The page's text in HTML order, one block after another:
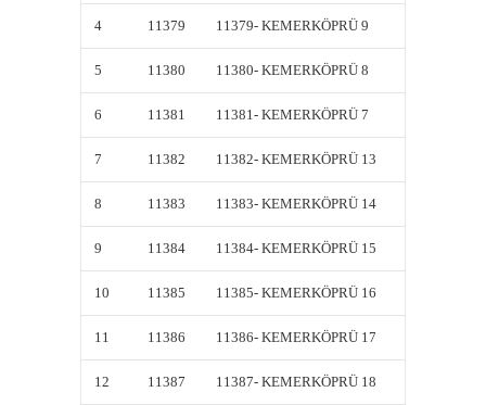
4 11379 11379- KEMERKÖPRÜ 9
5 11380 11380- KEMERKÖPRÜ 8
6 11381 11381- KEMERKÖPRÜ 7
7 11382 11382- KEMERKÖPRÜ 13
8 11383 11383- KEMERKÖPRÜ 14
9 11384 11384- KEMERKÖPRÜ 15
10 11385 11385- KEMERKÖPRÜ 16
11 11386 11386- KEMERKÖPRÜ 17
12 11387 11387- KEMERKÖPRÜ 18